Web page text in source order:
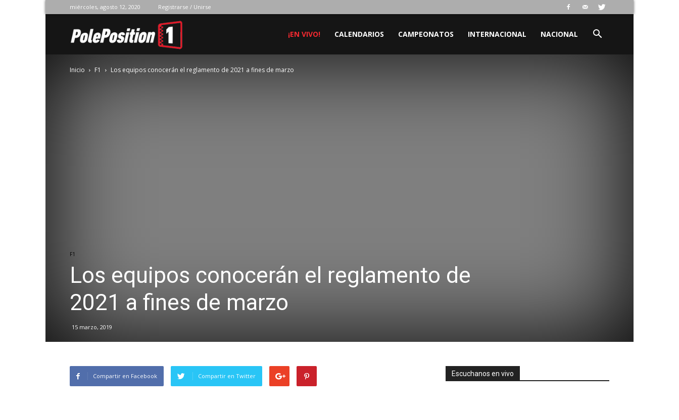
miércoles, agosto 12, 2020 Registrarse / Unirse
Position
¡EN VIVO! CALENDARIOS CAMPEONATOS INTERNACIONAL NACIONAL
Inicio F1 Los equipos conocerán el reglamento de 2021 a fines de marzo
F1
Los equipos conocerán el reglamento de
2021 a fines de marzo
15 marzo, 2019
Compartir en Facebook Compartir en Twitter Escuchanos en vivo